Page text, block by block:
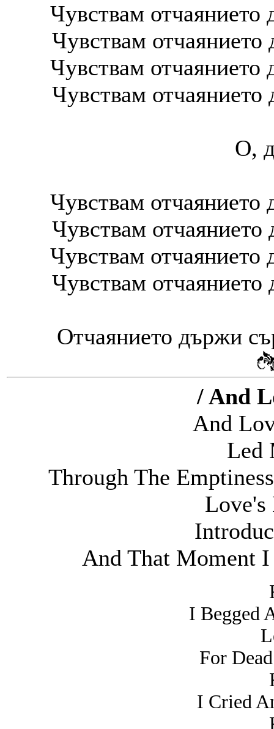
Чувствам отчаянието
Чувствам
Чувствам отчаянието
Чувствам
О,
Чувствам отчаянието
Чувствам
Чувствам отчаянието
Чувствам
Отчаянието държи
/ And
And
Led
Through The
Love's
And That Moment
I Begged
For
I Cried